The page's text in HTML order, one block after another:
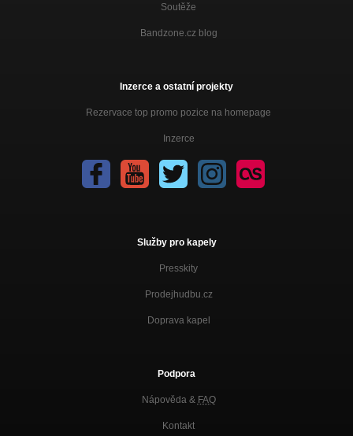
Soutěže
Bandzone.cz blog
Inzerce a ostatní projekty
Rezervace top promo pozice na homepage
Inzerce
Služby pro kapely
Presskity
Prodejhudbu.cz
Doprava kapel
Podpora
Nápověda & FAQ
Kontakt